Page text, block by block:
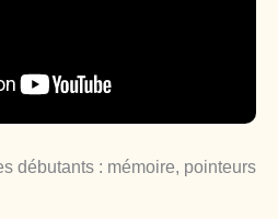
débutants : mémoire, pointeurs